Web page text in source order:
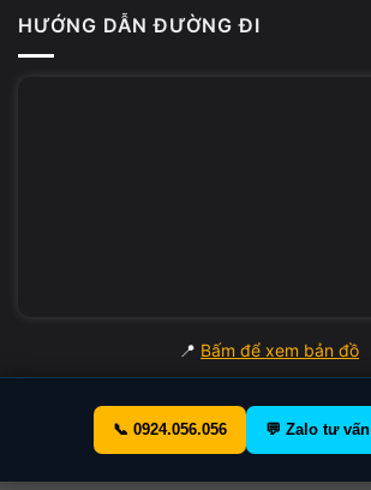
HƯỚNG DẪN ĐƯỜNG ĐI
📍 Bấm để xem bản đồ
📞 0924.056.056 💬 Zalo tư vấn